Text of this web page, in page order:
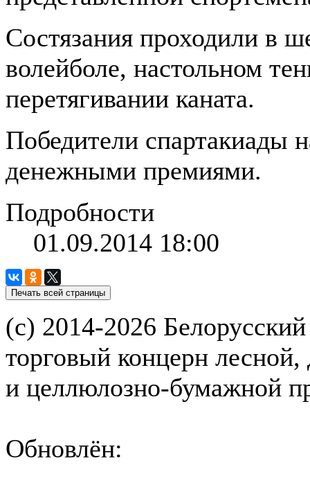
Состязания проходили в
волейболе, настольном
перетягивании каната.
Победители спартакиады
денежными премиями.
Подробности
01.09.2014 18:00
(с) 2014-2026
торговый концерн
и целлюлозно-бумажной
Обновлён: